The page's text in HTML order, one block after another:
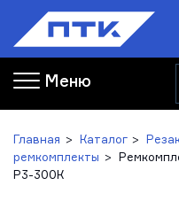
Меню
Главная Каталог
ремкомплекты
Р3-300К